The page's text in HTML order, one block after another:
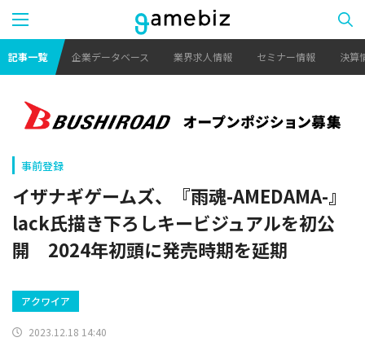
記事一覧 企業データベース 業界求人情報 セミナー情報 決算
事前登録
イザナギゲームズ、『雨魂-AMEDAMA-』
lack氏描き下ろしキービジュアルを初公
開 2024年初頭に発売時期を延期
アクワイア
2023.12.18 14:40